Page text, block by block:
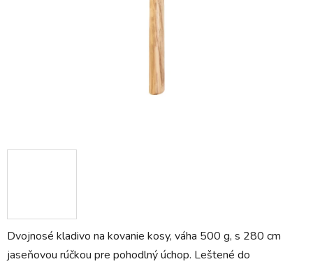
Dvojnosé kladivo na kovanie kosy, váha 500 g, s 280 cm
jaseňovou rúčkou pre pohodlný úchop. Leštené do